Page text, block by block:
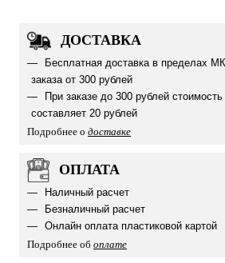
ДОСТАВКА
Бесплатная доставка в пределах
заказа от 300 рублей
При заказе до 300 рублей стоимость
составляет 20 рублей
Подробнее о доставке
ОПЛАТА
Наличный расчет
Безналичный расчет
Онлайн оплата пластиковой картой
Подробнее об оплате